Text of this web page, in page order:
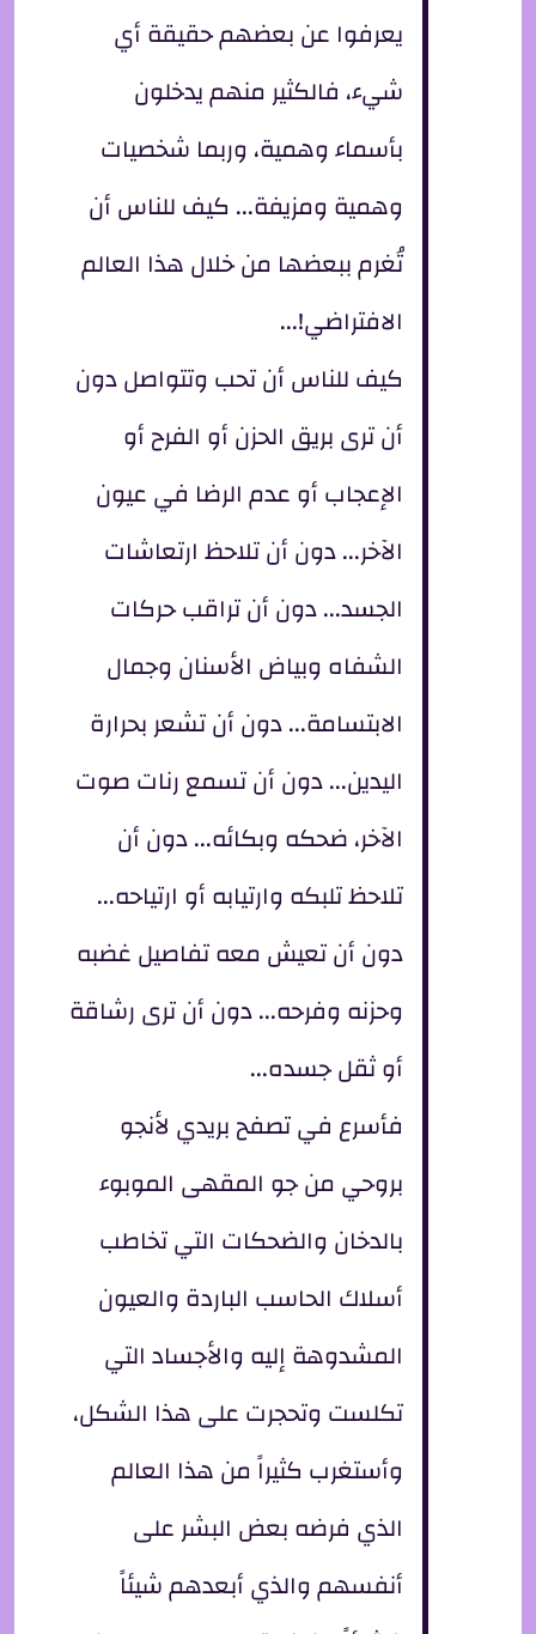
يعرفوا عن بعضهم حقيقة أي
شيء، فالكثير منهم يدخلون
بأسماء وهمية، وربما شخصيات
وهمية ومزيفة... كيف للناس أن
تُغرم ببعضها من خلال هذا العالم
الافتراضي!...
كيف للناس أن تحب وتتواصل دون
أن ترى بريق الحزن أو الفرح أو
الإعجاب أو عدم الرضا في عيون
الآخر... دون أن تلاحظ ارتعاشات
الجسد... دون أن تراقب حركات
الشفاه وبياض الأسنان وجمال
الابتسامة... دون أن تشعر بحرارة
اليدين... دون أن تسمع رنات صوت
الآخر، ضحكه وبكائه... دون أن
تلاحظ تلبكه وارتيابه أو ارتياحه...
دون أن تعيش معه تفاصيل غضبه
وحزنه وفرحه... دون أن ترى رشاقة
أو ثقل جسده...
فأسرع في تصفح بريدي لأنجو
بروحي من جو المقهى الموبوء
بالدخان والضحكات التي تخاطب
أسلاك الحاسب الباردة والعيون
المشدوهة إليه والأجساد التي
تكلست وتحجرت على هذا الشكل،
وأستغرب كثيراً من هذا العالم
الذي فرضه بعض البشر على
أنفسهم والذي أبعدهم شيئاً